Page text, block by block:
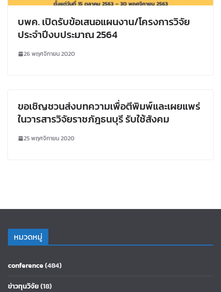
บพค. เปิดรับข้อเสนอแผนงาน/โครงการวิจัย
ประจำปีงบประมาณ 2564
26 พฤศจิกายน 2020
ขอเชิญชวนส่งบทความเพื่อตีพิมพ์และเผยแพร่
ในวารสารวิจัยราชภัฎธนบุรี รับใช้สังคม
25 พฤศจิกายน 2020
หมวดหมู่
conference(484)
ข่าวทุนวิจัย(18)